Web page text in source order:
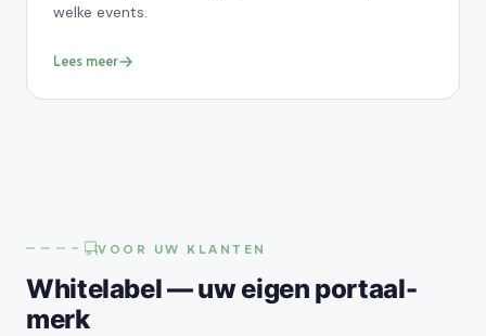
welke events.
Lees meer
VOOR UW KLANTEN
Whitelabel — uw eigen portaal-
merk